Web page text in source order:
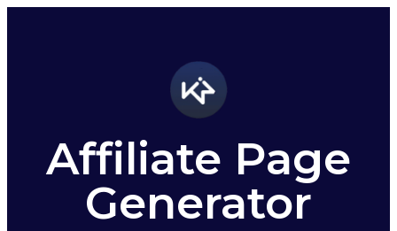
Affiliate Page
Generator